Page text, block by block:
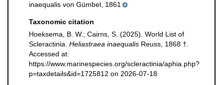
inaequalis von Gümbel, 1861
Taxonomic citation
Hoeksema, B. W.; Cairns, S. (2025). World List of
Scleractinia. Heliastraea inaequalis Reuss, 1868 †.
Accessed at:
https://www.marinespecies.org/scleractinia/aphia.php?
p=taxdetails&id=1725812 on 2026-07-18